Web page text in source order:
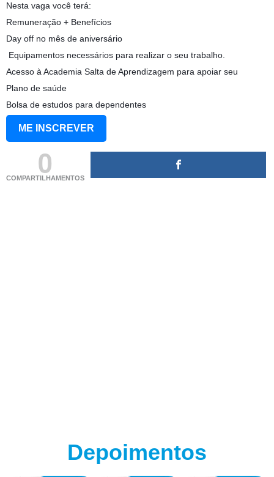
Nesta vaga você terá:
Remuneração + Benefícios
Day off no mês de aniversário
️ Equipamentos necessários para realizar o seu trabalho.
Acesso à Academia Salta de Aprendizagem para apoiar seu
Plano de saúde
Bolsa de estudos para dependentes
ME INSCREVER
0
COMPARTILHAMENTOS
Depoimentos